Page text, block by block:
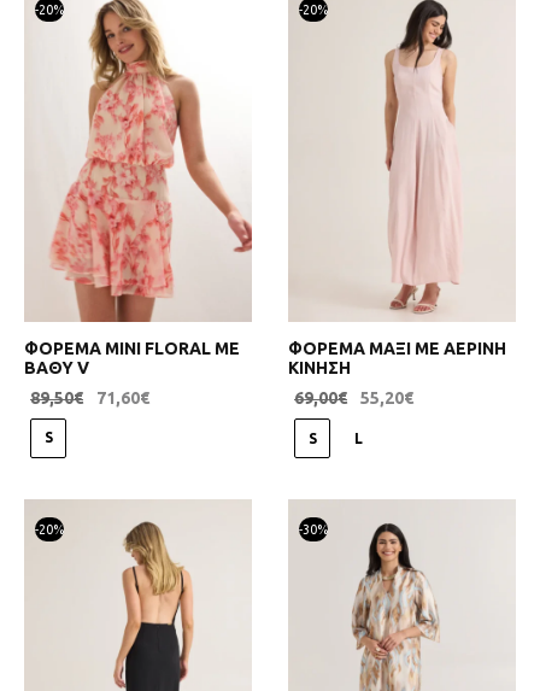
-20%
ΦΟΡΕΜΑ ΜΙΝΙ FLORAL ΜΕ
ΒΑΘΥ V
89,50€ 71,60€
S
-20%
ΦΟΡΕΜΑ ΜΑΞΙ ΜΕ ΑΕΡΙΝΗ
ΚΙΝΗΣΗ
69,00€ 55,20€
S L
-20% -30%